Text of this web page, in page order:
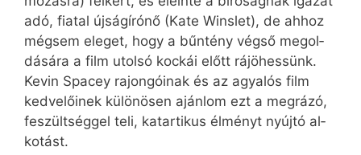
adó, fi­a­tal új­ság­író­nő (Kate Winslet), de ah­hoz
még­sem ele­get, hogy a bűn­tény vég­ső meg­ol­
dá­sá­ra a film utol­só koc­kái előtt rá­jö­hes­sünk.
Kevin Spacey ra­jon­gó­i­nak és az agya­lós film
ked­ve­lő­i­nek kü­lö­nö­sen aján­lom ezt a meg­rá­zó,
fe­szült­ség­gel te­li, ka­tar­ti­kus él­ményt nyúj­tó al­
ko­tást.